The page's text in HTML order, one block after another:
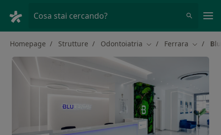
Cosa stai cercando?
Homepage Strutture Odontoiatria Cambia città
Ferrara Cambia